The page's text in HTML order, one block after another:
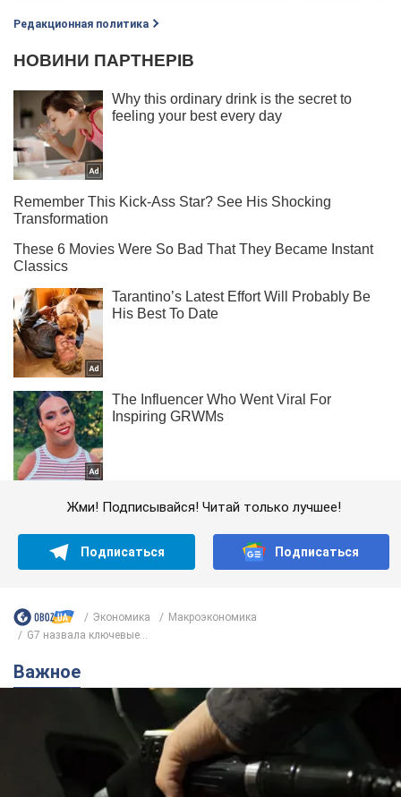
Редакционная политика
Жми! Подписывайся! Читай только лучшее!
Подписаться Подписаться
Экономика
Mакроэкономика
G7 назвала ключевые...
Важное